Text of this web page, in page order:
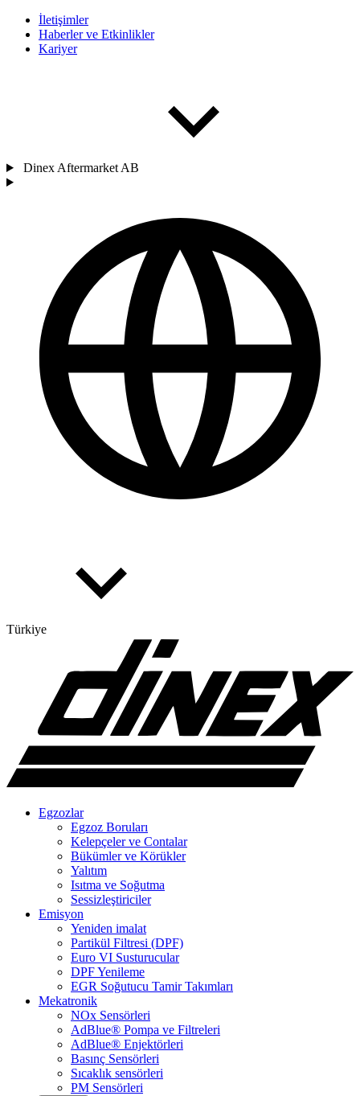
İletişimler
Haberler ve Etkinlikler
Kariyer
Dinex Aftermarket AB
Türkiye
Egzozlar
Egzoz Boruları
Kelepçeler ve Contalar
Bükümler ve Körükler
Yalıtım
Isıtma ve Soğutma
Sessizleştiriciler
Emisyon
Yeniden imalat
Partikül Filtresi (DPF)
Euro VI Susturucular
DPF Yenileme
EGR Soğutucu Tamir Takımları
Mekatronik
NOx Sensörleri
AdBlue® Pompa ve Filtreleri
AdBlue® Enjektörleri
Basınç Sensörleri
Sıcaklık sensörleri
PM Sensörleri